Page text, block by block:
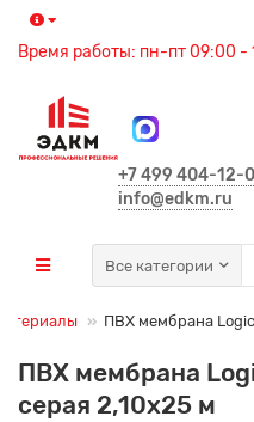
Время работы: пн-пт 09:00 -
+7 499 404-12-
info@edkm.ru
Все категории
ПВХ мембрана
ПВХ мембрана
серая 2,10x25 м